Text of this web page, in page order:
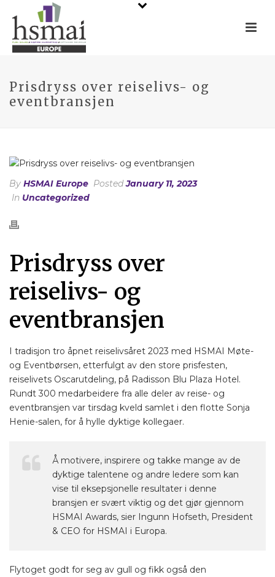
Prisdryss over reiselivs- og
eventbransjen
By HSMAI Europe PostedJanuary 11, 2023
In Uncategorized
Prisdryss over
reiselivs- og
eventbransjen
I tradisjon tro åpnet reiselivsåret 2023 med HSMAI Møte-
og Eventbørsen, etterfulgt av den store prisfesten,
reiselivets Oscarutdeling, på Radisson Blu Plaza Hotel.
Rundt 300 medarbeidere fra alle deler av reise- og
eventbransjen var tirsdag kveld samlet i den flotte Sonja
Henie-salen, for å hylle dyktige kollegaer.
Å motivere, inspirere og takke mange av de
dyktige talentene og andre ledere som kan
vise til eksepsjonelle resultater i denne
bransjen er svært viktig og det gjør gjennom
HSMAI Awards, sier Ingunn Hofseth, President
& CEO for HSMAI i Europa.
Flytoget godt for seg av gull og fikk også den